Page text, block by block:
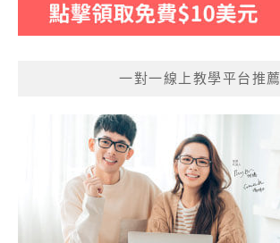
一對一線上教學平台推薦